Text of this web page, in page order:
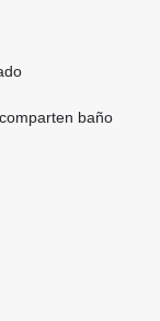
baño